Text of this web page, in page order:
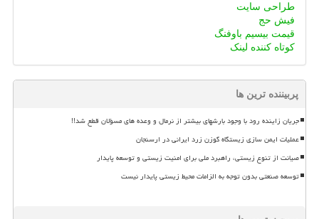
طراحی سایت
فیش حج
قیمت بیسیم باوفنگ
کوتاه کننده لینک
پربیننده ترین ها
جریان زاینده رود با وجود بارشهای بیشتر از نرمال و وعده های مسؤلان قطع شد!!
عملیات ایمن سازی زیستگاه گوزن زرد ایرانی در ارسنجان
صیانت از تنوع زیستی، راهبرد ملی برای امنیت زیستی و توسعه پایدار
توسعه صنعتی بدون توجه به الزامات محیط زیستی پایدار نیست